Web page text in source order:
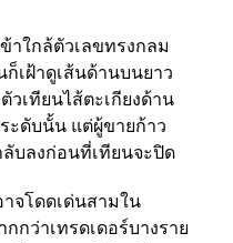
าใกล้ตัวเลขทรงกลม
ก็เฝ้าดูเส้นด้านบนยาว
วเทียนไส้ตะเกียงด้าน
ะดับนั้น แต่ผู้ขายก้าว
ลับลงก่อนที่เทียนจะปิด
จโดดเด่นสามใน
กว่าเทรดเดอร์บางราย